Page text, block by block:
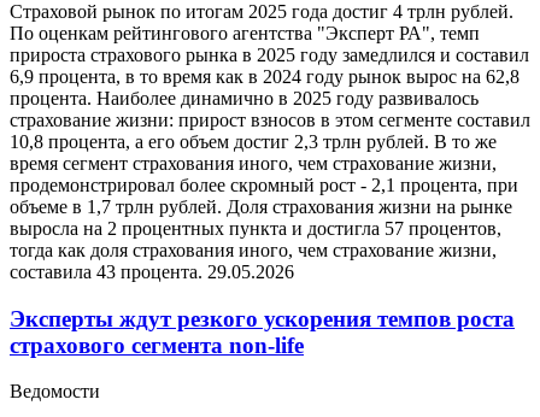
Страховой рынок по итогам 2025 года достиг 4 трлн рублей.
По оценкам рейтингового агентства "Эксперт РА", темп
прироста страхового рынка в 2025 году замедлился и составил
6,9 процента, в то время как в 2024 году рынок вырос на 62,8
процента. Наиболее динамично в 2025 году развивалось
страхование жизни: прирост взносов в этом сегменте составил
10,8 процента, а его объем достиг 2,3 трлн рублей. В то же
время сегмент страхования иного, чем страхование жизни,
продемонстрировал более скромный рост - 2,1 процента, при
объеме в 1,7 трлн рублей. Доля страхования жизни на рынке
выросла на 2 процентных пункта и достигла 57 процентов,
тогда как доля страхования иного, чем страхование жизни,
составила 43 процента. 29.05.2026
Эксперты ждут резкого ускорения темпов роста
страхового сегмента non-life
Ведомости